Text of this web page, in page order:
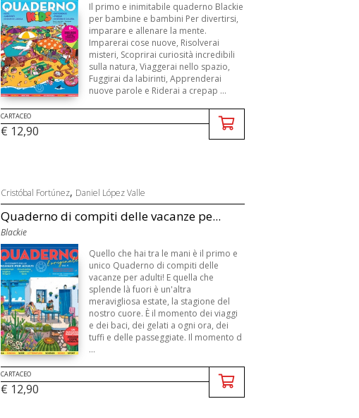
Il primo e inimitabile quaderno Blackie
per bambine e bambini Per divertirsi,
imparare e allenare la mente.
Imparerai cose nuove, Risolverai
misteri, Scoprirai curiosità incredibili
sulla natura, Viaggerai nello spazio,
Fuggirai da labirinti, Apprenderai
nuove parole e Riderai a crepap ...
CARTACEO
€ 12,90
Cristóbal Fortúnez, Daniel López Valle
Quaderno di compiti delle vacanze pe...
Blackie
Quello che hai tra le mani è il primo e
unico Quaderno di compiti delle
vacanze per adulti! E quella che
splende là fuori è un'altra
meravigliosa estate, la stagione del
nostro cuore. È il momento dei viaggi
e dei baci, dei gelati a ogni ora, dei
tuffi e delle passeggiate. Il momento d
...
CARTACEO
€ 12,90